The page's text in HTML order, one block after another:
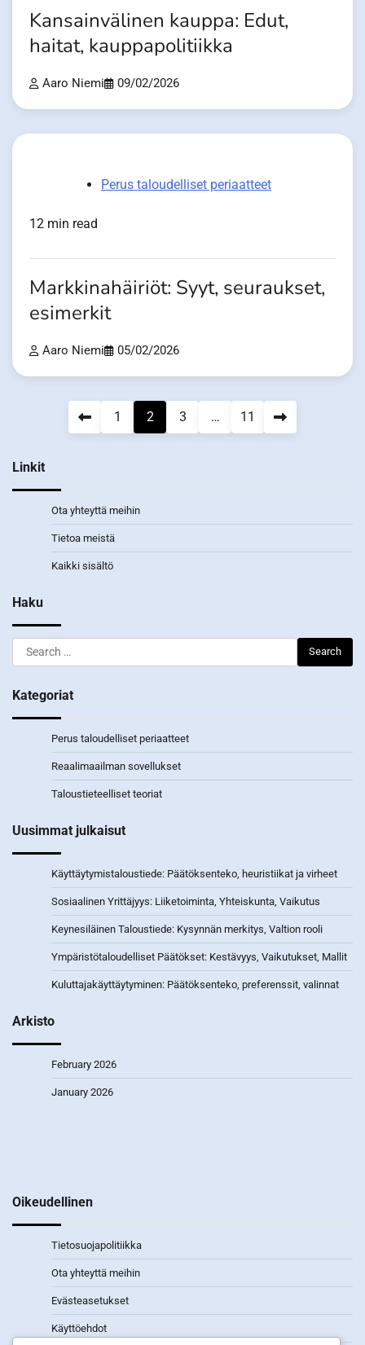
Kansainvälinen kauppa: Edut,
haitat, kauppapolitiikka
Aaro Niemi 09/02/2026
Perus taloudelliset periaatteet
12 min read
Markkinahäiriöt: Syyt, seuraukset,
esimerkit
Aaro Niemi 05/02/2026
1 2 3 … 11
Linkit
Ota yhteyttä meihin
Tietoa meistä
Kaikki sisältö
Haku
Search
for:
Kategoriat
Perus taloudelliset periaatteet
Reaalimaailman sovellukset
Taloustieteelliset teoriat
Uusimmat julkaisut
Käyttäytymistaloustiede: Päätöksenteko, heuristiikat ja virheet
Sosiaalinen Yrittäjyys: Liiketoiminta, Yhteiskunta, Vaikutus
Keynesiläinen Taloustiede: Kysynnän merkitys, Valtion rooli
Ympäristötaloudelliset Päätökset: Kestävyys, Vaikutukset, Mallit
Kuluttajakäyttäytyminen: Päätöksenteko, preferenssit, valinnat
Arkisto
February 2026
January 2026
Oikeudellinen
Tietosuojapolitiikka
Ota yhteyttä meihin
Evästeasetukset
Käyttöehdot